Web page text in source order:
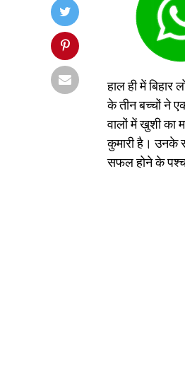
हाल ही में बिहार
के तीन बच्चों ने
वालों में खुशी का
कुमारी है। उनके
सफल होने के